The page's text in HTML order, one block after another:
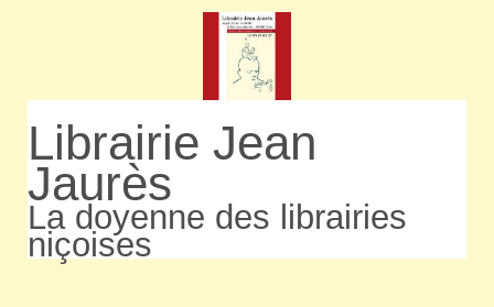
Librairie Jean
Jaurès
La doyenne des librairies
niçoises